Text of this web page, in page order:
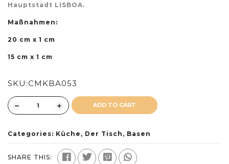
Hauptstadt LISBOA.
Maßnahmen:
20 cm x 1 cm
15 cm x 1 cm
SKU:CMKBA053
ADD TO CART
Categories: Küche , Der Tisch , Basen
SHARE THIS: